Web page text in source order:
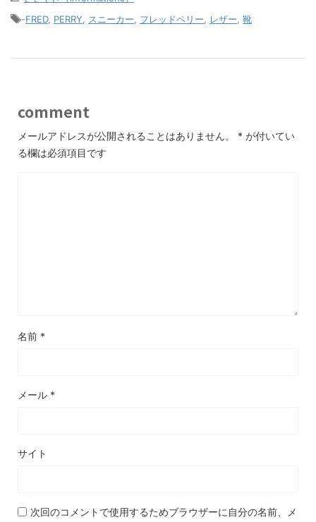
-FRED, PERRY スニーカー フレッドペリー レザー 靴
comment
メールアドレスが公開されることはありません。 * が付いてい
る欄は必須項目です
名前 *
メール *
サイト
次回のコメントで使用するためブラウザーに自分の名前、メ